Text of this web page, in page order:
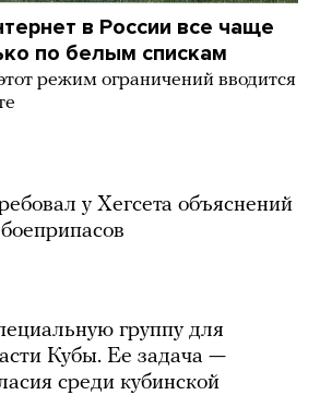
в России все чаще
по белым спискам
режим ограничений вводится
у Хегсета объяснений
группу для
Кубы. Ее задача —
среди кубинской